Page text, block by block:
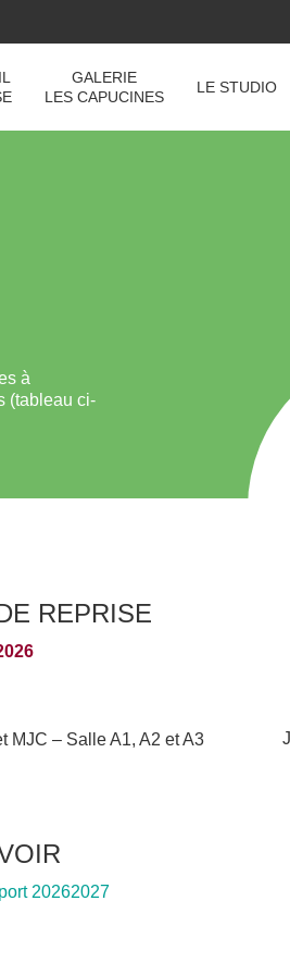
GALERIE
LES CAPUCINES
LE STUDIO
à
(tableau ci-
REPRISE
MJC – Salle A1, A2 et A3
20262027